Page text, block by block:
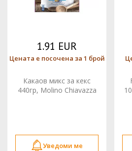
1.91 EUR
Цената е посочена за 1 брой
Какаов микс за кекс
440гр, Molino Chiavazza
Уведоми ме